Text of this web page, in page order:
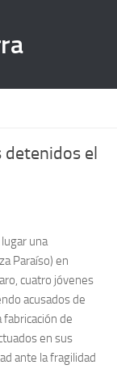
detenidos el
una
Paraíso) en
cuatro jóvenes
acusados de
de
en sus
ante la fragilidad